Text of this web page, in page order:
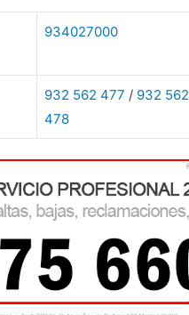
934027000
932 562 477 / 932 562
478